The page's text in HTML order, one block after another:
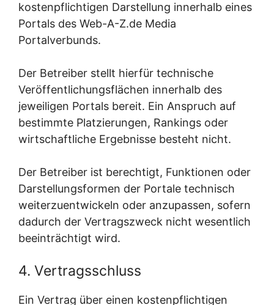
kostenpflichtigen Darstellung innerhalb eines
Portals des Web-A-Z.de Media
Portalverbunds.
Der Betreiber stellt hierfür technische
Veröffentlichungsflächen innerhalb des
jeweiligen Portals bereit. Ein Anspruch auf
bestimmte Platzierungen, Rankings oder
wirtschaftliche Ergebnisse besteht nicht.
Der Betreiber ist berechtigt, Funktionen oder
Darstellungsformen der Portale technisch
weiterzuentwickeln oder anzupassen, sofern
dadurch der Vertragszweck nicht wesentlich
beeinträchtigt wird.
4. Vertragsschluss
Ein Vertrag über einen kostenpflichtigen